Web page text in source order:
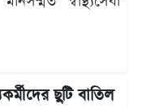
ছুটি বাতিল